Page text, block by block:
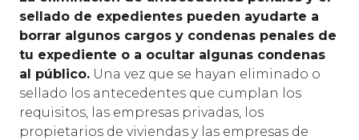
sellado de expedientes pueden ayudarte a
borrar algunos cargos y condenas penales de
tu expediente o a ocultar algunas condenas
al público. Una vez que se hayan eliminado o
sellado los antecedentes que cumplan los
requisitos, las empresas privadas, los
propietarios de viviendas y las empresas de